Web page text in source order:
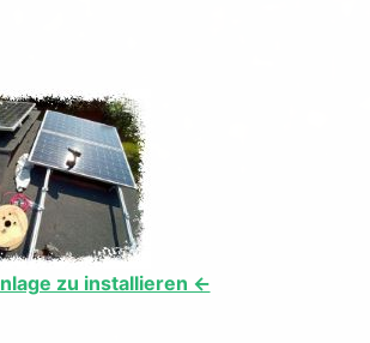
zu installieren <-